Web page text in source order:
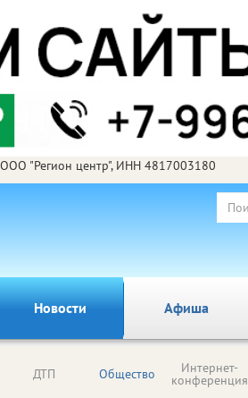
ООО "Регион центр", ИНН 4817003180
Новости Афиша
ДТП Общество Интернет-
конференция